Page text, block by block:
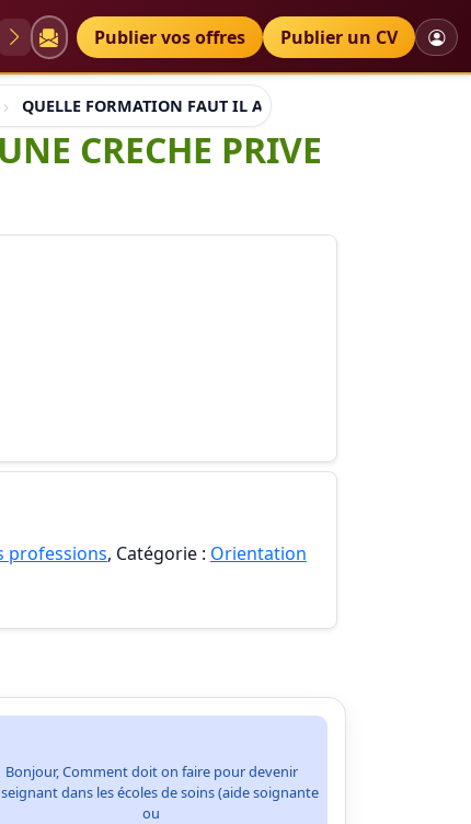
Diplômes Petites annonces
Publier vos offres Publier un CV
QUELLE FORMATION FAUT IL AVOIR POUR CREER DUNE
CRECHE PRIVE
professions, Catégorie : Orientation
Bonjour, Comment doit on faire pour devenir
dans les écoles de soins (aide soignante
ou